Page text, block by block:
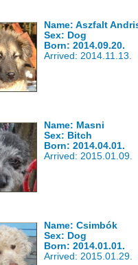
Name: Aszfalt
Sex: Dog
Born: 2014.09.20.
Arrived: 2014.11.13.
Name: Masni
Sex: Bitch
Born: 2014.04.01.
Arrived: 2015.01.09.
Name: Csimbók
Sex: Dog
Born: 2014.01.01.
Arrived: 2015.01.29.